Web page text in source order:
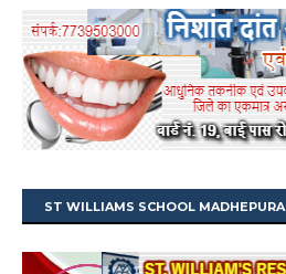
ST WILLIAMS SCHOOL MADHEPURA